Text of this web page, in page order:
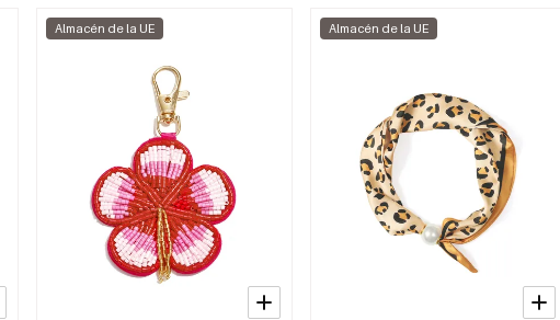
Almacén de la UE Almacén de la UE